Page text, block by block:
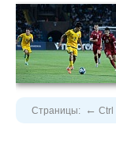
Страницы: ← Ctrl